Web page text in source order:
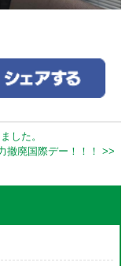
した。
撤廃国際デー！！！ >>